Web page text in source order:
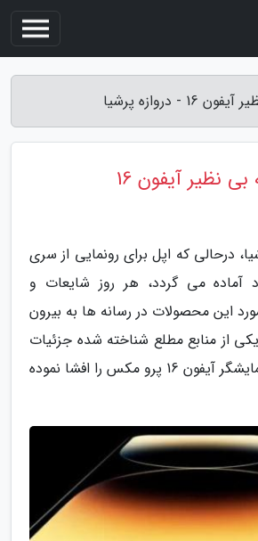
پرشیا
نظیر آیفون 16
درحالی که اپل برای رونمایی از سری
آماده می گردد، هر روز شایعات و
این محصولات در رسانه ها به بیرون
از منابع مطلع شناخته شده جزئیات
نوی درباره حاشیه نمایشگر آیفون 16 پرو مکس را افشا نموده